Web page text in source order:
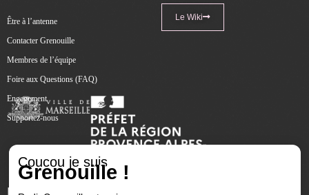
Être à l’antenne
Contacter Grenouille
Membres de l’équipe
Foire aux Questions (FAQ)
Engagement
Supportez-nous
Le Wiki
Coucou je suis
Grenouille !